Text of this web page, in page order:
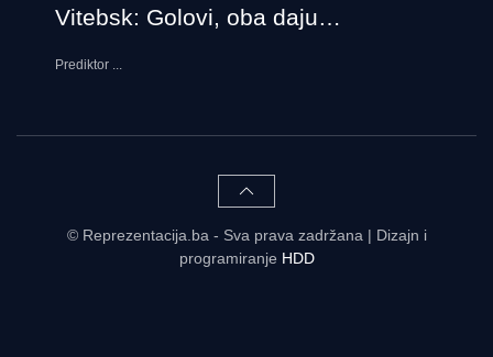
Vitebsk: Golovi, oba daju…
Prediktor ...
© Reprezentacija.ba - Sva prava zadržana | Dizajn i
programiranje HDD